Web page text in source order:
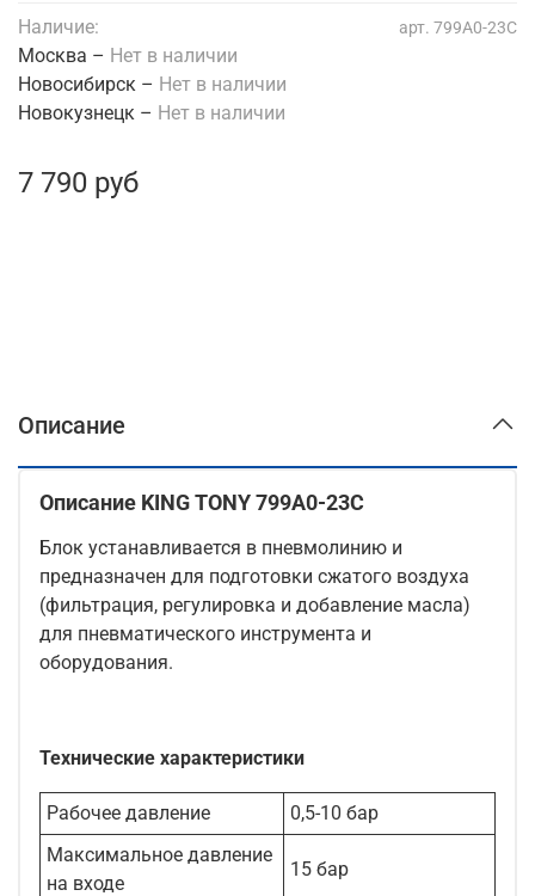
арт. 799A0-23C
7 790 руб
Наличие:
Москва – Нет в наличии
Новосибирск – Нет в наличии
Новокузнецк – Нет в наличии
Описание
Описание KING TONY 799A0-23C
Блок устанавливается в пневмолинию и
предназначен для подготовки сжатого воздуха
(фильтрация, регулировка и добавление масла)
для пневматического инструмента и
оборудования.
Технические характеристики
Рабочее давление
0,5-10 бар
Максимальное давление
на входе
15 бар